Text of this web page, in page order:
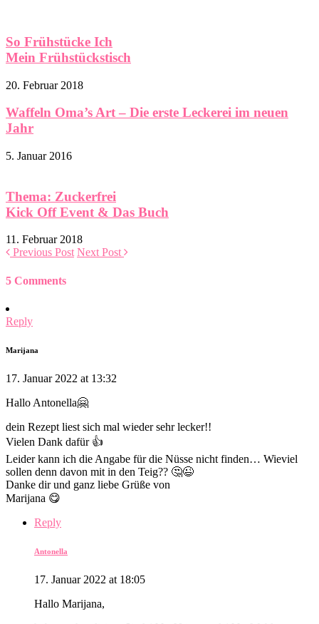
So Frühstücke Ich
Mein Frühstückstisch
20. Februar 2018
Waffeln Oma’s Art – Die erste Leckerei im neuen
Jahr
5. Januar 2016
Thema: Zuckerfrei
Kick Off Event & Das Buch
11. Februar 2018
Previous Post Next Post
5 Comments
Reply
Marijana
17. Januar 2022 at 13:32
Hallo Antonella🤗
dein Rezept liest sich mal wieder sehr lecker!!
Vielen Dank dafür 👍
Leider kann ich die Angabe für die Nüsse nicht finden… Wieviel
sollen denn davon mit in den Teig?? 🤔😉
Danke dir und ganz liebe Grüße von
Marijana 😋
Reply
Antonella
17. Januar 2022 at 18:05
Hallo Marijana,